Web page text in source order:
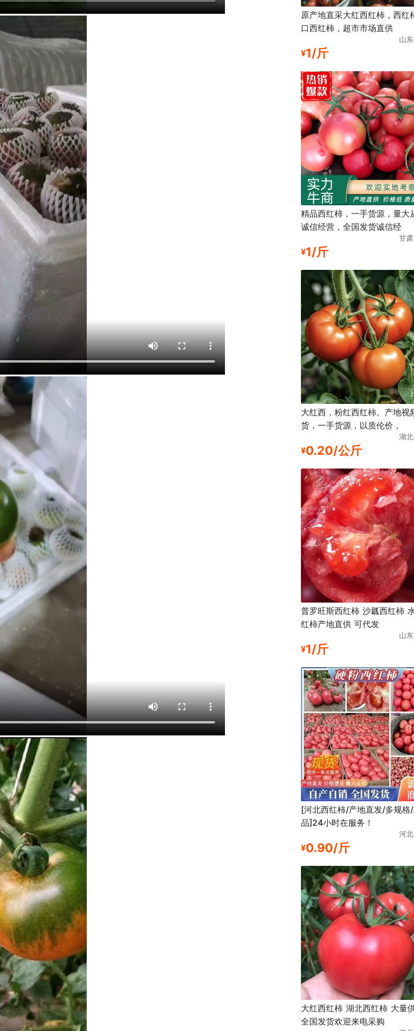
原产地直采大红西红柿，西红
口西红柿，超市市场直供
山
¥1/斤
精品西红柿，一手货源，量大
诚信经营，全国发货诚信经
甘
¥1/斤
大红西，粉红西红柿。产地视
货，一手货源，以质伦价，
湖
¥0.20/公斤
普罗旺斯西红柿 沙瓤西红柿
红柿产地直供 可代发
山
¥1/斤
[河北西红柿/产地直发/多规格
品]24小时在服务！
河
¥0.90/斤
大红西红柿 湖北西红柿 大量
全国发货欢迎来电采购